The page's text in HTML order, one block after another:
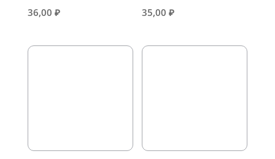
36,00 ₽ 35,00₽